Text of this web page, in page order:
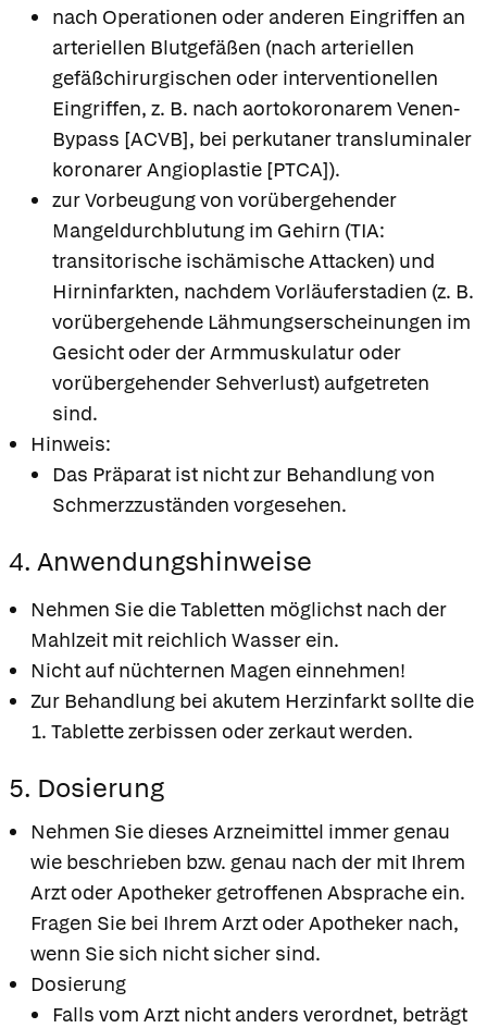
nach Operationen oder anderen Eingriffen an
arteriellen Blutgefäßen (nach arteriellen
gefäßchirurgischen oder interventionellen
Eingriffen, z. B. nach aortokoronarem Venen-
Bypass [ACVB], bei perkutaner transluminaler
koronarer Angioplastie [PTCA]).
zur Vorbeugung von vorübergehender
Mangeldurchblutung im Gehirn (TIA:
transitorische ischämische Attacken) und
Hirninfarkten, nachdem Vorläuferstadien (z. B.
vorübergehende Lähmungserscheinungen im
Gesicht oder der Armmuskulatur oder
vorübergehender Sehverlust) aufgetreten
sind.
Hinweis:
Das Präparat ist nicht zur Behandlung von
Schmerzzuständen vorgesehen.
4. Anwendungshinweise
Nehmen Sie die Tabletten möglichst nach der
Mahlzeit mit reichlich Wasser ein.
Nicht auf nüchternen Magen einnehmen!
Zur Behandlung bei akutem Herzinfarkt sollte die
1. Tablette zerbissen oder zerkaut werden.
5. Dosierung
Nehmen Sie dieses Arzneimittel immer genau
wie beschrieben bzw. genau nach der mit Ihrem
Arzt oder Apotheker getroffenen Absprache ein.
Fragen Sie bei Ihrem Arzt oder Apotheker nach,
wenn Sie sich nicht sicher sind.
Dosierung
Falls vom Arzt nicht anders verordnet, beträgt